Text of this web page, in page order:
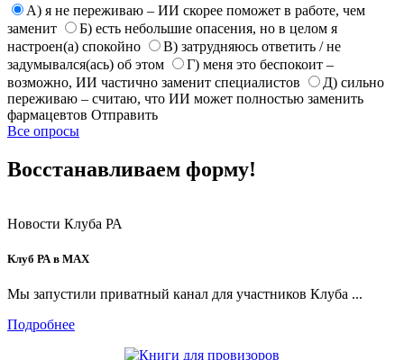
А) я не переживаю – ИИ скорее поможет в работе, чем
заменит
Б) есть небольшие опасения, но в целом я
настроен(а) спокойно
В) затрудняюсь ответить / не
задумывался(ась) об этом
Г) меня это беспокоит –
возможно, ИИ частично заменит специалистов
Д) сильно
переживаю – считаю, что ИИ может полностью заменить
фармацевтов Отправить
Все опросы
Восстанавливаем форму!
Новости Клуба РА
Клуб РА в MAX
Мы запустили приватный канал для участников Клуба ...
Подробнее